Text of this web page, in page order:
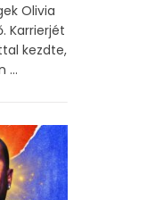
Olivia
Karrierjét
kezdte,
...